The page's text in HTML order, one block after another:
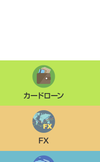
カードローン
FX
ウォーターサーバー